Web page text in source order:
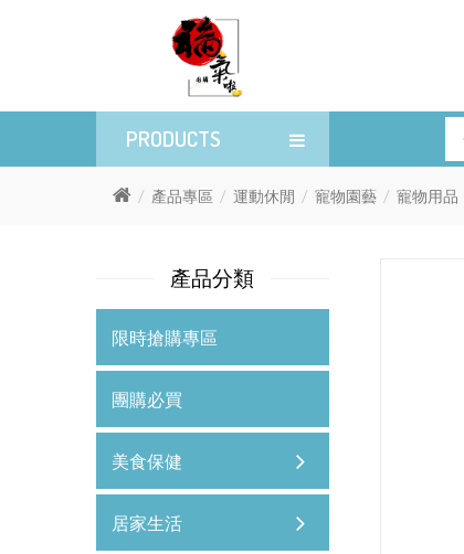
PRODUCTS
產品專區 運動休閒 寵物園藝 寵物用品
產品分類
限時搶購專區
團購必買
美食保健
居家生活